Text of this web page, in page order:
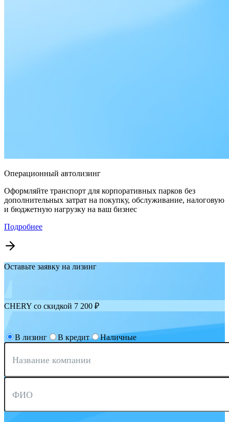
Операционный автолизинг
Оформляйте транспорт для корпоративных парков без
дополнительных затрат на покупку, обслуживание, налоговую
и бюджетную нагрузку на ваш бизнес
Подробнее
Оставьте заявку на лизинг
CHERY со скидкой 7 200 ₽
В лизинг В кредит Наличные
Название компании
ФИО